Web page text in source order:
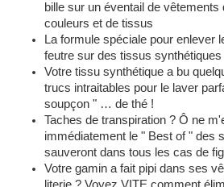
bille sur un éventail de
couleurs et de tissus
La formule spéciale pour enlever
feutre sur des tissus synthétiques
Votre tissu synthétique a bu
trucs intraitables pour le laver
soupçon " … de thé !
Taches de transpiration ? Ô ne
immédiatement le " Best of " des
sauveront dans tous les cas de
Votre gamin a fait pipi dans ses